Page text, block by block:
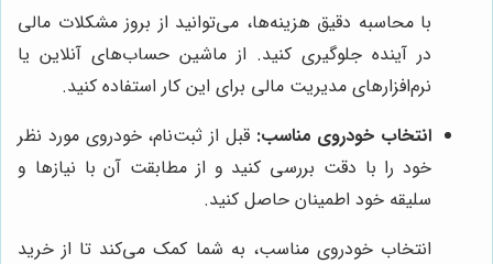
با محاسبه دقیق هزینه‌ها، می‌توانید از بروز مشکلات مالی
در آینده جلوگیری کنید. از ماشین حساب‌های آنلاین یا
نرم‌افزارهای مدیریت مالی برای این کار استفاده کنید.
انتخاب خودروی مناسب: قبل از ثبت‌نام، خودروی مورد نظر
خود را با دقت بررسی کنید و از مطابقت آن با نیازها و
سلیقه خود اطمینان حاصل کنید.
انتخاب خودروی مناسب، به شما کمک می‌کند تا از خرید